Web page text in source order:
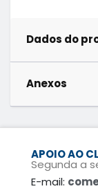
Dados do
Anexos
APOIO AO
Segunda a
E-mail: